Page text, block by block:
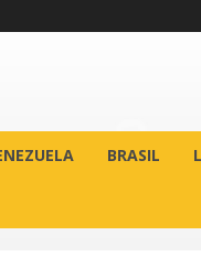
BRASIL